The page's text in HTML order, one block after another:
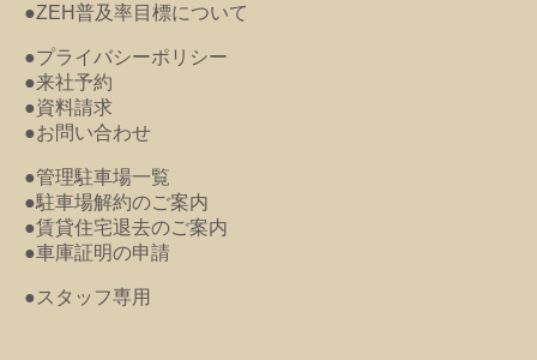
●ZEH普及率目標について
●プライバシーポリシー
●来社予約
●資料請求
●お問い合わせ
●管理駐車場一覧
●駐車場解約のご案内
●賃貸住宅退去のご案内
●車庫証明の申請
●スタッフ専用